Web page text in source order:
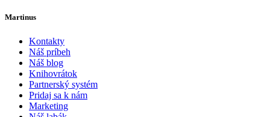
Martinus
Kontakty
Náš príbeh
Náš blog
Knihovrátok
Partnerský systém
Pridaj sa k nám
Marketing